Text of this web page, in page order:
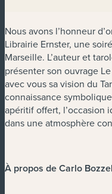
Nous avons l’honneur
Librairie Ernster, une
Marseille. L’auteur et
présenter son ouvrage
avec vous sa vision du
connaissance
apéritif offert, l’occasion
dans une atmosphère
À propos de Carlo